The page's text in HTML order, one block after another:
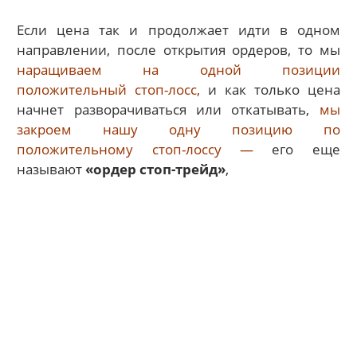
Если цена так и продолжает идти в одном
направлении, после открытия ордеров, то мы
наращиваем на одной позиции
положительный стоп-лосс, и как только цена
начнет разворачиваться или откатывать, мы
закроем нашу одну позицию по
положительному стоп-лоссу — его еще
называют «ордер стоп-трейд»,